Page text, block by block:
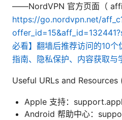
——NordVPN 官方页面（
https://go.nordvpn.net/
必看】翻墙后推荐访问的10个
指南、隐私保护、内容获取与
Useful URLs and Resources
Apple 支持：
Android 帮助中心：